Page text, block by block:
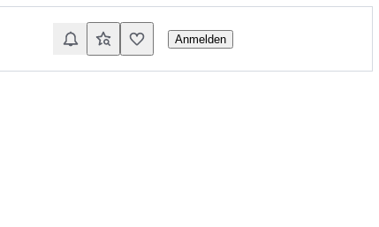
Anmelden